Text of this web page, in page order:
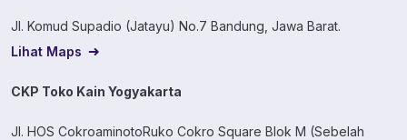
Jl. Komud Supadio (Jatayu) No.7 Bandung, Jawa Barat.
Lihat Maps
CKP Toko Kain Yogyakarta
Jl. HOS CokroaminotoRuko Cokro Square Blok M (Sebelah